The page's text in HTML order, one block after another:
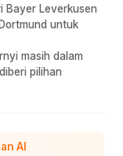
Bayer Leverkusen
untuk
masih dalam
pilihan
AI